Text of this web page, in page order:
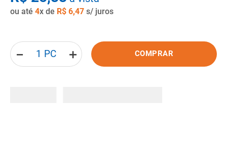
ou até 4x de R$ 6,47 s/ juros
＋
－ COMPRAR
8º pisos
vaso sanitario caixa acoplada